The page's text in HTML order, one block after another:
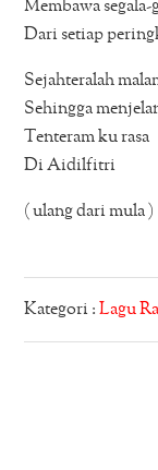
Membawa segala-
Dari setiap
Sejahteralah
Sehingga
Tenteram ku rasa
Di Aidilfitri
( ulang dari mula )
Kategori :Lagu